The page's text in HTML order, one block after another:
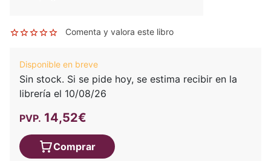
Comenta y valora este libro
Disponible en breve
Sin stock. Si se pide hoy, se estima recibir en la
librería el 10/08/26
PVP. 14,52€
Comprar